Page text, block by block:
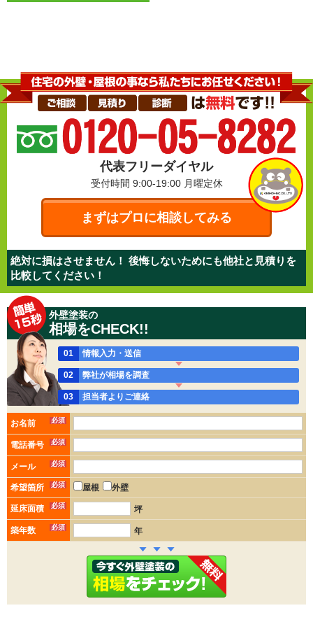
代表フリーダイヤル
受付時間 9:00-19:00 月曜定休
まずはプロに相談してみる
絶対に損はさせません！ 後悔しないためにも他社と見積りを
比較してください！
外壁塗装の
相場をCHECK!!
01 情報入力・送信
02 弊社が相場を調査
03 担当者よりご連絡
お名前 必須
電話番号 必須
メール 必須
希望箇所 必須 屋根 外壁
延床面積 必須 坪
築年数 必須 年